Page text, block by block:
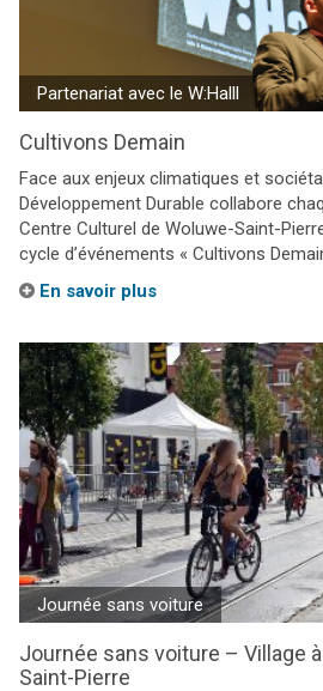
Partenariat avec le W:Halll
Cultivons Demain
Face aux enjeux climatiques et
Développement Durable collabore
Centre Culturel de Woluwe-Saint-
cycle d’événements « Cultivons
En savoir plus
Journée sans voiture
Journée sans voiture – Village
Saint-Pierre